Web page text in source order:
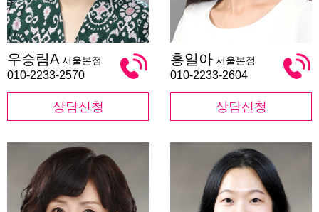
승
림
우승림A 서울본점
010-2233-2570
상담신청
일
아
홍일아 서울본점
010-2233-2604
상담신청